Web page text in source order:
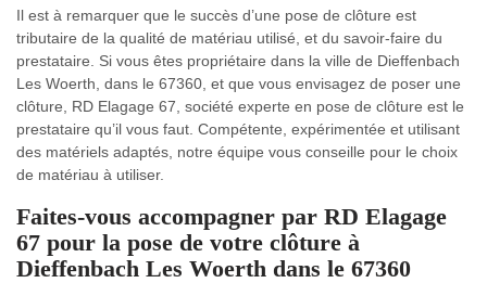
Il est à remarquer que le succès d’une pose de clôture est
tributaire de la qualité de matériau utilisé, et du savoir-faire du
prestataire. Si vous êtes propriétaire dans la ville de Dieffenbach
Les Woerth, dans le 67360, et que vous envisagez de poser une
clôture, RD Elagage 67, société experte en pose de clôture est le
prestataire qu’il vous faut. Compétente, expérimentée et utilisant
des matériels adaptés, notre équipe vous conseille pour le choix
de matériau à utiliser.
Faites-vous accompagner par RD Elagage
67 pour la pose de votre clôture à
Dieffenbach Les Woerth dans le 67360